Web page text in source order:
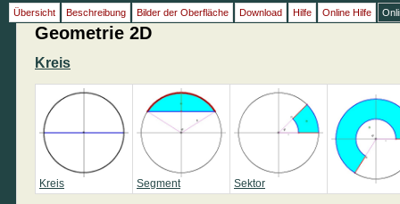
Geometrie 2D
Kreis
Kreis Segment Sektor
Übersicht Beschreibung Bilder der Oberfläche Download Hilfe Online Hilfe